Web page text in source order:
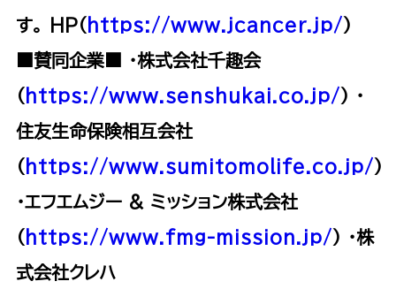
す。 HP（ https://www.jcancer.jp/ ）
■賛同企業■
・株式会社千趣会
（ https://www.senshukai.co.jp/ ） ・
住友生命保険相互会社
（ https://www.sumitomolife.co.jp/ ）
・エフエムジー & ミッション株式会社
（ https://www.fmg-mission.jp/ ） ・株
式会社クレハ